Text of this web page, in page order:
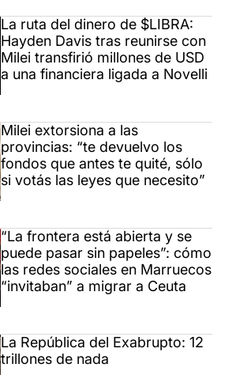
La ruta del dinero de $LIBRA:
Hayden Davis tras reunirse con
Milei transfirió millones de USD
a una financiera ligada a Novelli
Milei extorsiona a las
provincias: “te devuelvo los
fondos que antes te quité, sólo
si votás las leyes que necesito”
“La frontera está abierta y se
puede pasar sin papeles”: cómo
las redes sociales en Marruecos
“invitaban” a migrar a Ceuta
La República del Exabrupto: 12
trillones de nada